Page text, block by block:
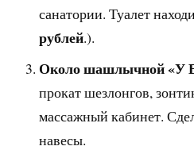
санатории. Туалет
рублей.).
Около шашлычной «У
прокат шезлонгов,
массажный кабинет.
навесы.